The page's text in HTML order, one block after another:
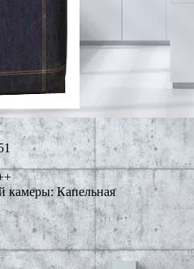
камеры: Капельная